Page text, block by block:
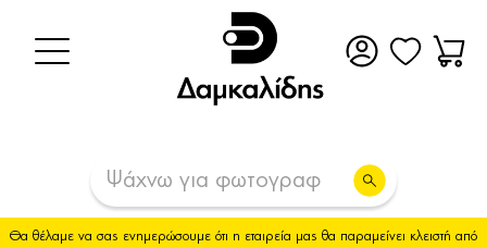
Θα θέλαμε να σας ενημερώσουμε ότι η εταιρεία μας θα παραμείνει κλειστή από